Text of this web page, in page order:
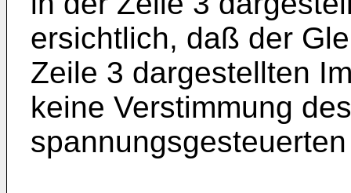
ersichtlich, daß der
Zeile 3 dargestellten
keine Verstimmung